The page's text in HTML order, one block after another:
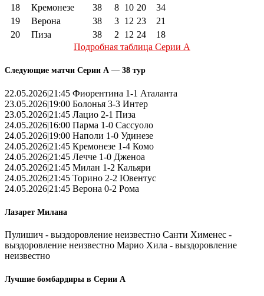
18
Кремонезе 38 8 10 20
34
19
Верона 38 3 12 23
21
20
Пиза 38 2 12 24
18
Подробная таблица Серии А
Следующие матчи Серии А — 38 тур
22.05.2026|21:45 Фиорентина 1-1 Аталанта
23.05.2026|19:00 Болонья 3-3 Интер
23.05.2026|21:45 Лацио 2-1 Пиза
24.05.2026|16:00 Парма 1-0 Сассуоло
24.05.2026|19:00 Наполи 1-0 Удинезе
24.05.2026|21:45 Кремонезе 1-4 Комо
24.05.2026|21:45 Лечче 1-0 Дженоа
24.05.2026|21:45 Милан 1-2 Кальяри
24.05.2026|21:45 Торино 2-2 Ювентус
24.05.2026|21:45 Верона 0-2 Рома
Лазарет Милана
Пулишич - выздоровление неизвестно Санти Хименес -
выздоровление неизвестно Марио Хила - выздоровление
неизвестно
Лучшие бомбардиры в Серии А